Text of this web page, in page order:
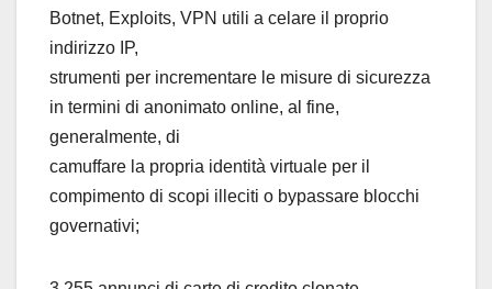
Botnet, Exploits, VPN utili a celare il proprio
indirizzo IP,
strumenti per incrementare le misure di sicurezza
in termini di anonimato online, al fine,
generalmente, di
camuffare la propria identità virtuale per il
compimento di scopi illeciti o bypassare blocchi
governativi;